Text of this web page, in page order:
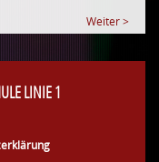
Weiter >
LINIE 1